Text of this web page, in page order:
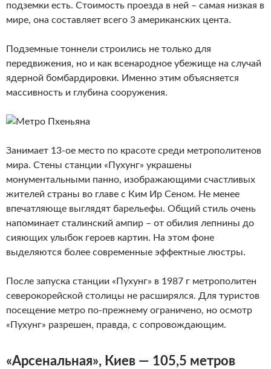
подземки есть. Стоимость проезда в ней – самая низкая в
мире, она составляет всего 3 американских цента.
Подземные тоннели строились не только для
передвижения, но и как всенародное убежище на случай
ядерной бомбардировки. Именно этим объясняется
массивность и глубина сооружения.
Занимает 13-ое место по красоте среди метрополитенов
мира. Стены станции «Пухунг» украшены
монументальными панно, изображающими счастливых
жителей страны во главе с Ким Ир Сеном. Не менее
впечатляюще выглядят барельефы. Общий стиль очень
напоминает сталинский ампир – от обилия лепнины до
сияющих улыбок героев картин. На этом фоне
выделяются более современные эффектные люстры.
После запуска станции «Пухунг» в 1987 г метрополитен
северокорейской столицы не расширялся. Для туристов
посещение метро по-прежнему ограничено, но осмотр
«Пухунг» разрешен, правда, с сопровождающим.
«Арсенальная», Киев — 105,5 метров